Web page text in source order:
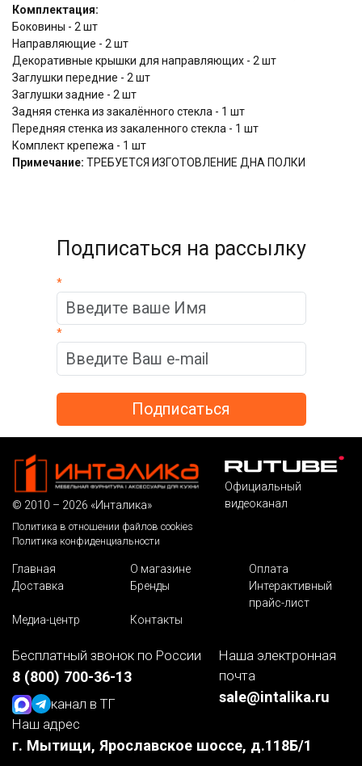
Комплектация:
Боковины - 2 шт
Направляющие - 2 шт
Декоративные крышки для направляющих - 2 шт
Заглушки передние - 2 шт
Заглушки задние - 2 шт
Задняя стенка из закалённого стекла - 1 шт
Передняя стенка из закаленного стекла - 1 шт
Комплект крепежа - 1 шт
Примечание: ТРЕБУЕТСЯ ИЗГОТОВЛЕНИЕ ДНА ПОЛКИ
Подписаться на рассылку
*
*
© 2010 – 2026 «Инталика»
Политика в отношении файлов cookies
Политика конфиденциальности
Официальный
видеоканал
Главная О магазине
Оплата
Доставка
Бренды
Интерактивный
прайс-лист
Медиа-центр
Контакты
Бесплатный звонок по России
8 (800) 700-36-13
канал в ТГ
Наша электронная
почта
sale@intalika.ru
Наш адрес
г. Мытищи, Ярославское шоссе, д.118Б/1